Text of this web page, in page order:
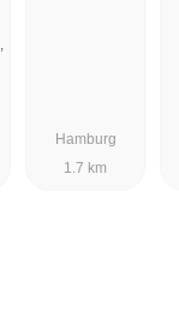
Hamburg
1.7 km